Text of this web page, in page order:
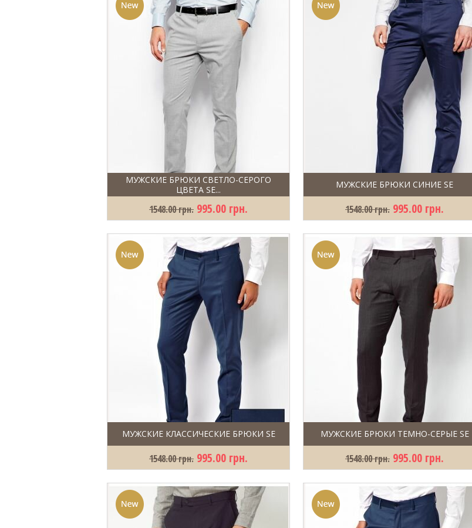
МУЖСКИЕ БРЮКИ СВЕТЛО-СЕРОГО
ЦВЕТА SE...
1548.00 грн. 995.00 грн.
МУЖСКИЕ БРЮКИ СИНИЕ SE
1548.00 грн. 995.00 грн.
МУЖСКИЕ КЛАССИЧЕСКИЕ БРЮКИ SE
1548.00 грн. 995.00 грн.
МУЖСКИЕ БРЮКИ ТЕМНО-СЕРЫЕ SE
1548.00 грн. 995.00 грн.